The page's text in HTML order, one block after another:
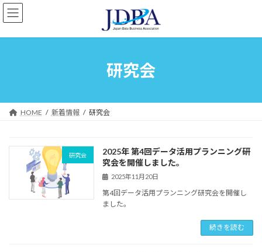
コ
ン
ン
ナ
ビ
ー
研究会
HOME 新着情報 研究会
研究会
2025年 第4回データ活用プランニング研
究会を開催しました。
2025年11月20日
第4回データ活用プランニング研究会を開催し
ました。
続きを読む